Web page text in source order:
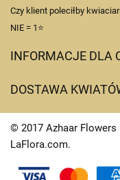
Czy klient poleciłby
NIE = 1⭐
INFORMACJE DLA
DOSTAWA
Ciasteczka
Kontakt
© 2017 Azhaar Flowers
LaFlora.com.